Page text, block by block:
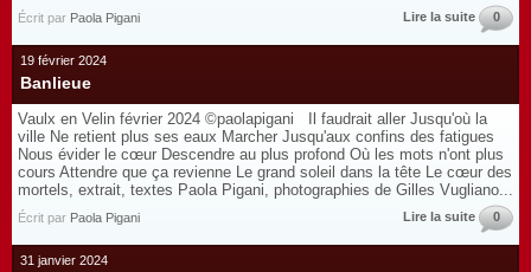
Écrit par Paola Pigani Lire la suite 0
19 février 2024
Banlieue
Vaulx en Velin février 2024 ©paolapigani Il faudrait aller Jusqu'où la
ville Ne retient plus ses eaux Marcher Jusqu'aux confins des fatigues
Nous évider le cœur Descendre au plus profond Où les mots n'ont plus
cours Attendre que ça revienne Le grand soleil dans la tête Le cœur des
mortels, extrait, textes Paola Pigani, photographies de Gilles Vugliano...
Écrit par Paola Pigani Lire la suite 0
31 janvier 2024